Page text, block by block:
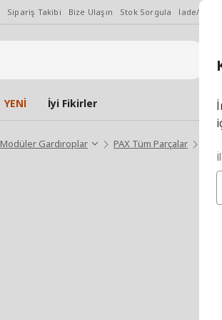
Sipariş Takibi Bize Ulaşın Stok Sorgula İade/
YENİ İyi Fikirler
Modüler Gardıroplar PAX Tüm Parçalar